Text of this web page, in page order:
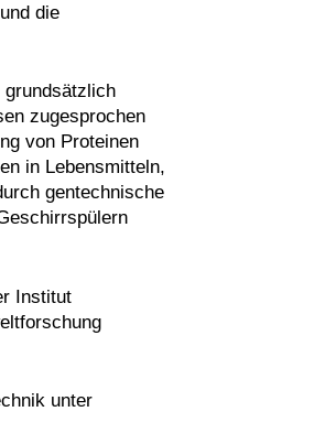
die
zugesprochen
von Proteinen
in Lebensmitteln,
gentechnische
Institut
unter